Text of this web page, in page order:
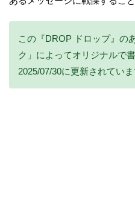
この『DROP ドロップ』の
ク」によってオリジナルで
2025/07/30に更新されていま